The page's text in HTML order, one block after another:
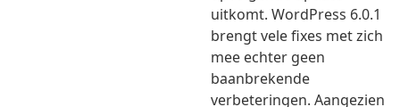
uitkomt. WordPress 6.0.1
brengt vele fixes met zich
mee echter geen
baanbrekende
verbeteringen. Aangezien